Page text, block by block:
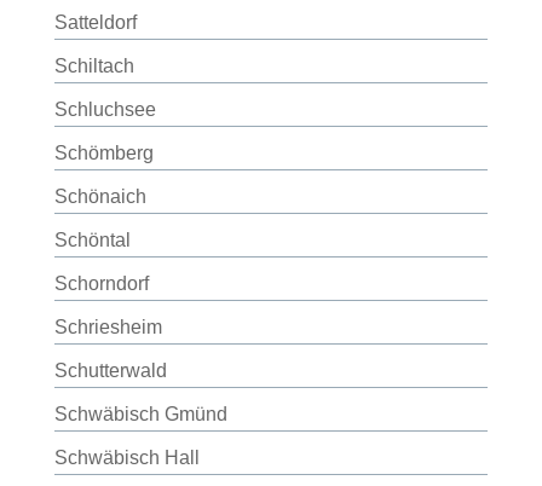
Satteldorf
Schiltach
Schluchsee
Schömberg
Schönaich
Schöntal
Schorndorf
Schriesheim
Schutterwald
Schwäbisch Gmünd
Schwäbisch Hall